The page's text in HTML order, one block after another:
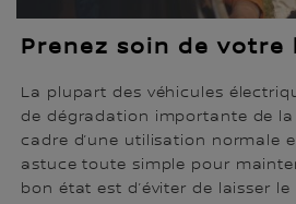
Prenez soin de votre
La plupart des véhicules
de dégradation importante de
cadre d’une utilisation normale
astuce toute simple pour
bon état est d’éviter de laisser